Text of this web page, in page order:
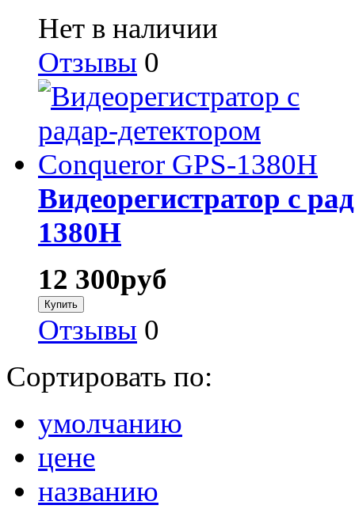
Нет в наличии
Отзывы 0
Видеорегистратор с
1380H
12 300руб
Отзывы 0
Сортировать по:
умолчанию
цене
названию